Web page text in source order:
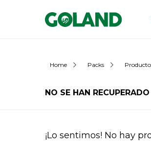
Home Packs
NO SE HAN
¡Lo sentimos! No hay